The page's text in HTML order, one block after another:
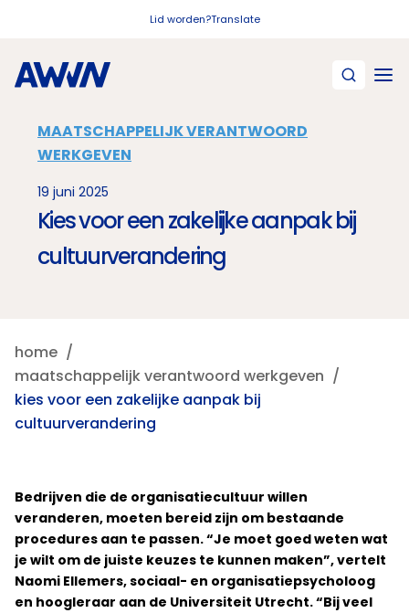
Lid worden?Translate
MAATSCHAPPELIJK VERANTWOORD
WERKGEVEN
19 juni 2025
Kies voor een zakelijke aanpak bij
cultuurverandering
home
maatschappelijk verantwoord werkgeven
kies voor een zakelijke aanpak bij
cultuurverandering
Bedrijven die de organisatiecultuur willen
veranderen, moeten bereid zijn om bestaande
procedures aan te passen. “Je moet goed weten wat
je wilt om de juiste keuzes te kunnen maken”, vertelt
Naomi Ellemers, sociaal- en organisatiepsycholoog
en hoogleraar aan de Universiteit Utrecht. “Bij veel